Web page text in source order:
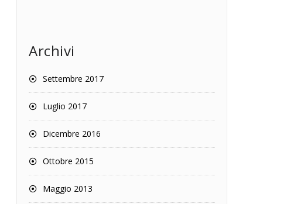
Archivi
Settembre 2017
Luglio 2017
Dicembre 2016
Ottobre 2015
Maggio 2013